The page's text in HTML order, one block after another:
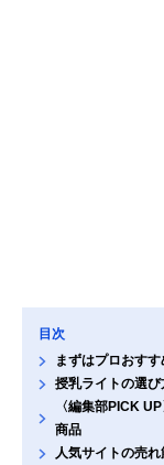
目次
まずはプロおす
授乳ライトの選
〈編集部PICK
商品
人気サイトの売